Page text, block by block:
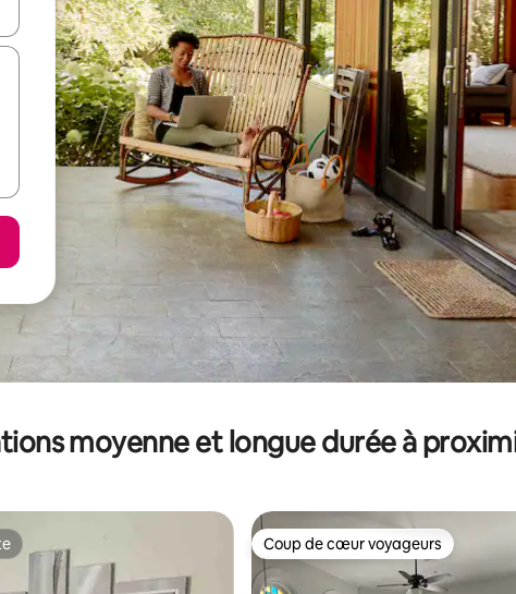
le haut et vers le bas pour les parcourir ou en appuyant et en faisant
moyenne et longue durée à
Coup de cœur voyageurs
Coup de cœur voyageurs